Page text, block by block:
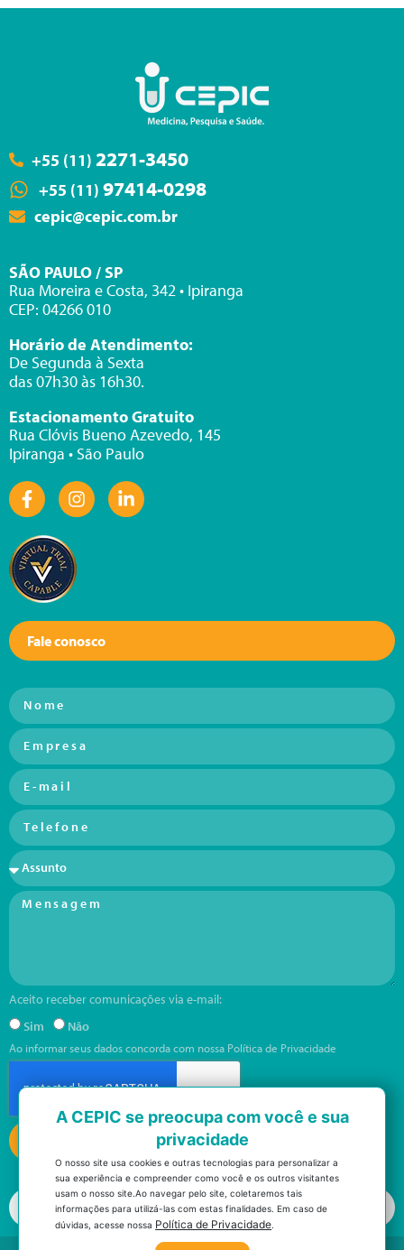
+55 (11) 2271-3450
+55 (11) 97414-0298
cepic@cepic.com.br
SÃO PAULO / SP
Rua Moreira e Costa, 342 • Ipiranga
CEP: 04266 010
Horário de Atendimento:
De Segunda à Sexta
das 07h30 às 16h30.
Estacionamento Gratuito
Rua Clóvis Bueno Azevedo, 145
Ipiranga • São Paulo
Fale conosco
Aceito receber comunicações via e-mail:
Sim
Não
Ao informar seus dados concorda com nossa Política de Privacidade
Trabalhe conosco
A CEPIC se preocupa com você e sua
privacidade
O nosso site usa cookies e outras tecnologias para personalizar a
sua experiência e compreender como você e os outros visitantes
usam o nosso site.Ao navegar pelo site, coletaremos tais
informações para utilizá-las com estas finalidades. Em caso de
dúvidas, acesse nossa Política de Privacidade.